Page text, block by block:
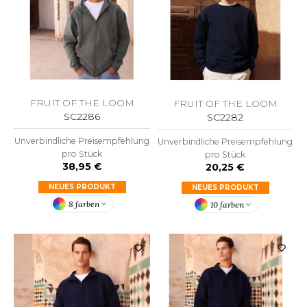
TEXTILE
LEWIS
ATHLETIC® COLLECTION
ETIQUETTE
FRUIT OF THE LOOM
SC2286
Unverbindliche Preisempfehlung
pro Stück
38,95 €
NEUES PRODUKT
8 farben
FRUIT OF THE LOOM
SC2282
Unverbindliche Preisempfehlung
pro Stück
20,25 €
NEUES PRODUKT
10 farben